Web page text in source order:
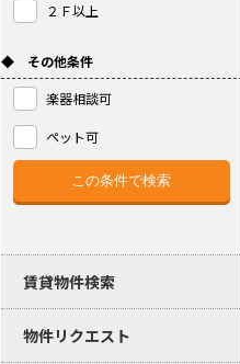
２Ｆ以上
◆ その他条件
楽器相談可
ペット可
賃貸物件検索
物件リクエスト